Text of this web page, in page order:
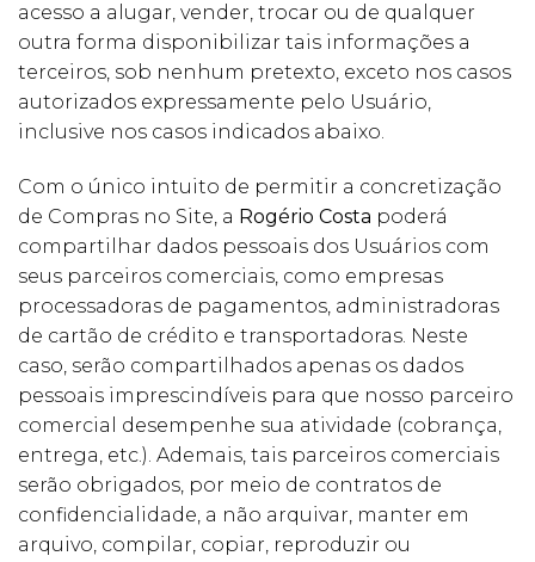
acesso a alugar, vender, trocar ou de qualquer
outra forma disponibilizar tais informações a
terceiros, sob nenhum pretexto, exceto nos casos
autorizados expressamente pelo Usuário,
inclusive nos casos indicados abaixo.
Com o único intuito de permitir a concretização
de Compras no Site, a Rogério Costa poderá
compartilhar dados pessoais dos Usuários com
seus parceiros comerciais, como empresas
processadoras de pagamentos, administradoras
de cartão de crédito e transportadoras. Neste
caso, serão compartilhados apenas os dados
pessoais imprescindíveis para que nosso parceiro
comercial desempenhe sua atividade (cobrança,
entrega, etc.). Ademais, tais parceiros comerciais
serão obrigados, por meio de contratos de
confidencialidade, a não arquivar, manter em
arquivo, compilar, copiar, reproduzir ou